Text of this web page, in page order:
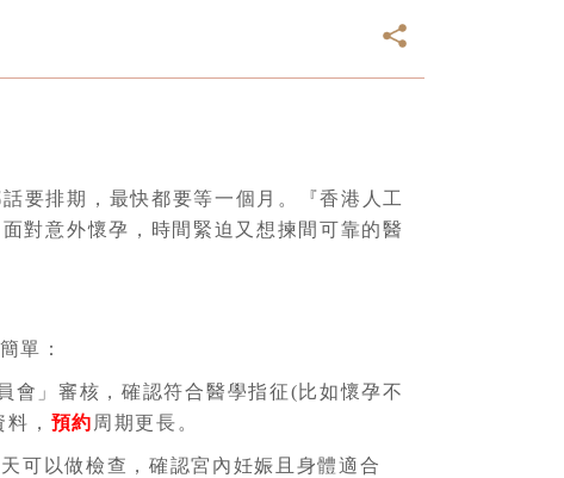
要排期，最快都要等一個月。『香港人工
對意外懷孕，時間緊迫又想揀間可靠的醫
單：
會」審核，確認符合醫學指征(比如懷孕不
， 預約 周期更長。
可以做檢查，確認宮內妊娠且身體適合